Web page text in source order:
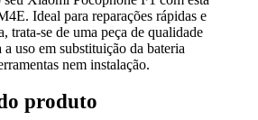
Ideal para reparações rápidas e
trata-se de uma peça de qualidade
uso em substituição da bateria
nem instalação.
produto